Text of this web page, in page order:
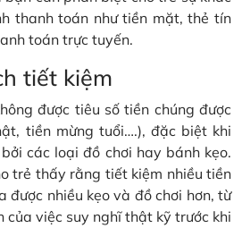
thanh toán như tiền mặt, thẻ tín
toán trực tuyến.
tiết kiệm
được tiêu số tiền chúng được
tiền mừng tuổi….), đặc biệt khi
các loại đồ chơi hay bánh kẹo.
trẻ thấy rằng tiết kiệm nhiều tiền
được nhiều kẹo và đồ chơi hơn, từ
của việc suy nghĩ thật kỹ trước khi